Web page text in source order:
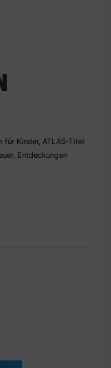
für Kinder, ATLAS-Titel
, Entdeckungen